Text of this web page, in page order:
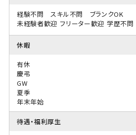
経験不問 スキル不問 ブランクOK
未経験者歓迎 フリーター歓迎 学歴不問
休暇
有休
慶弔
GW
夏季
年末年始
待遇・福利厚生